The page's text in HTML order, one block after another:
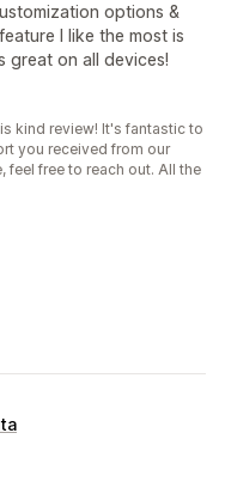
options &
I like the most is
great on all devices!
kind review! It's fantastic to
you received from our
feel free to reach out. All the